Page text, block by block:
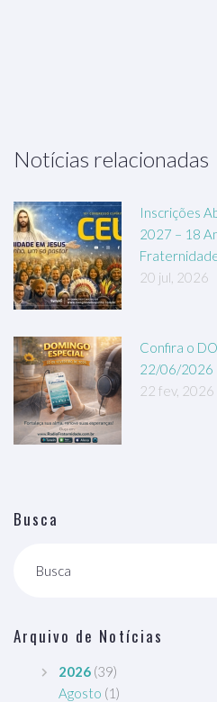
Notícias relacionadas
Inscrições
2027 – 18
20 jul, 2026
Confira o
22/06/2026
22 fev, 2026
Busca
Busca
Arquivo de Notícias
2026 (39)
Agosto (1)